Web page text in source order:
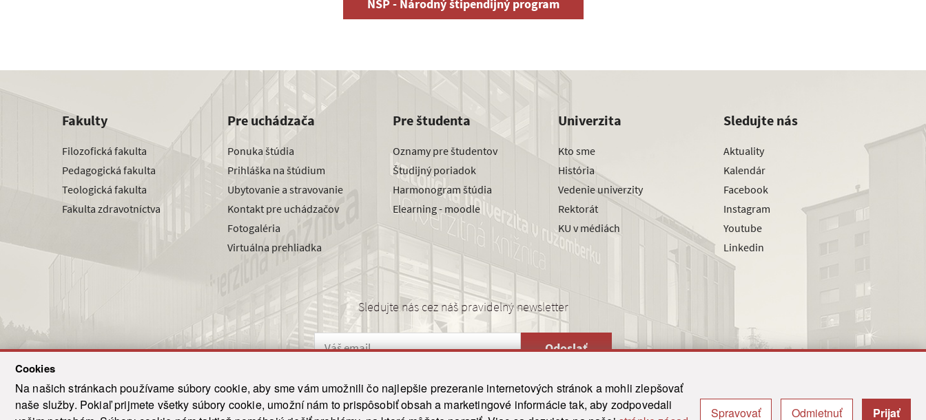
Cookies
Na našich stránkach používame súbory cookie, aby sme vám umožnili čo najlepšie prezeranie internetových stránok a mohli zlepšovať
naše služby. Pokiaľ prijmete všetky súbory cookie, umožní nám to prispôsobiť obsah a marketingové informácie tak, aby zodpovedali
Spravovať Odmietnuť Prijať
NŠP - Národný štipendijný program
Fakulty
Filozofická fakulta
Pedagogická fakulta
Teologická fakulta
Fakulta zdravotníctva
Pre uchádzača
Ponuka štúdia
Prihláška na štúdium
Ubytovanie a stravovanie
Kontakt pre uchádzačov
Fotogaléria
Virtuálna prehliadka
Pre študenta
Oznamy pre študentov
Študijný poriadok
Harmonogram štúdia
Elearning - moodle
Univerzita
Kto sme
História
Vedenie univerzity
Rektorát
KU v médiách
Sledujte nás
Aktuality
Kalendár
Facebook
Instagram
Youtube
Linkedin
Sledujte nás cez náš pravidelný newsletter
Odoslať
© 2021-2026 ku.sk. Všetky práva vyhradené. | Ochrana osobných údajov | Vyhlásenie o prístupnosti | Admin